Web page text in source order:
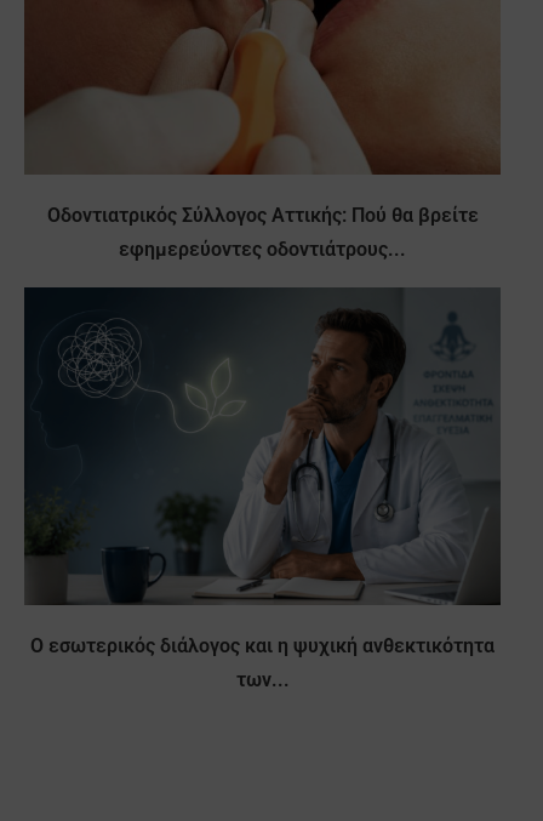
Οδοντιατρικός Σύλλογος Αττικής: Πού θα βρείτε
εφημερεύοντες οδοντιάτρους...
Ο εσωτερικός διάλογος και η ψυχική ανθεκτικότητα
των...